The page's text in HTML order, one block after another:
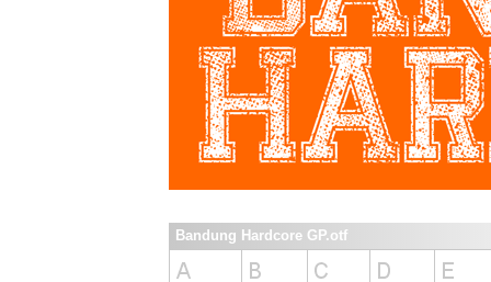
Bandung Hardcore GP.otf